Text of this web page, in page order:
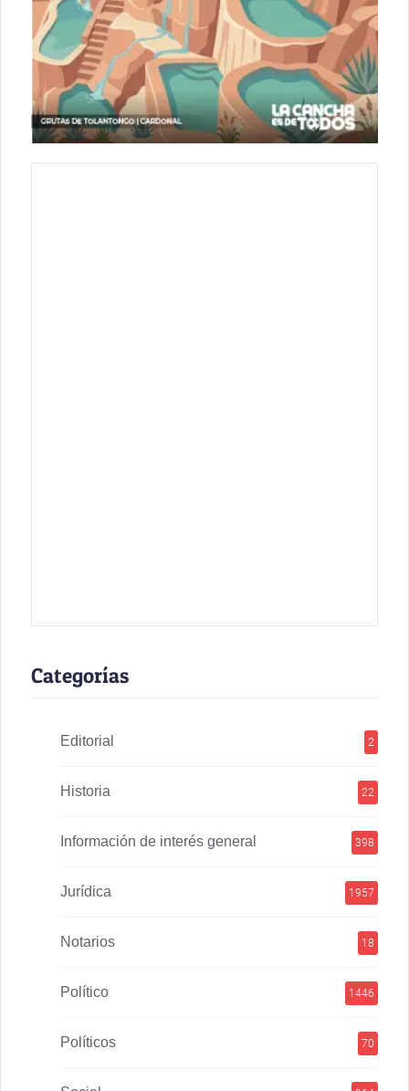
Categorías
Editorial 2
Historia 22
Información de interés general 398
Jurídica 1957
Notarios 18
Político 1446
Políticos 70